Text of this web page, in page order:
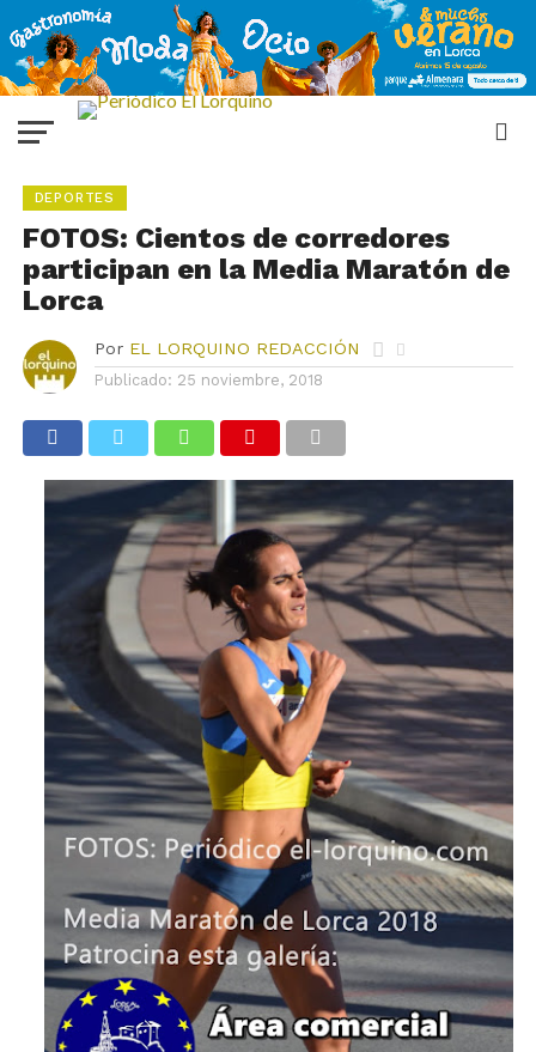
DEPORTES
FOTOS: Cientos de corredores
participan en la Media Maratón de
Lorca
Por EL LORQUINO REDACCIÓN
Publicado: 25 noviembre, 2018